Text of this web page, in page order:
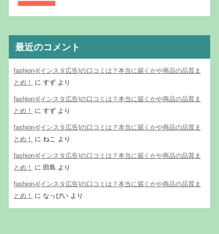
最近のコメント
fashion-t(インスタ広告)の口コミは？本当に届くかや商品の品質ま
とめ！
に すずより
fashion-t(インスタ広告)の口コミは？本当に届くかや商品の品質ま
とめ！
に すずより
fashion-t(インスタ広告)の口コミは？本当に届くかや商品の品質ま
とめ！
に ねこ より
fashion-t(インスタ広告)の口コミは？本当に届くかや商品の品質ま
とめ！
に 田島 より
fashion-t(インスタ広告)の口コミは？本当に届くかや商品の品質ま
とめ！
に なっぴいより